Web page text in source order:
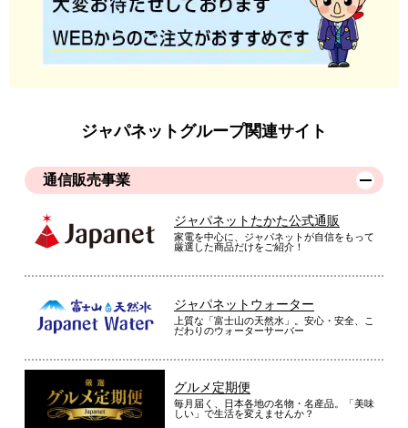
「お客様の声」は実際にご購入されたお客様からのご意見を掲載しておりま
商品により、同一シリーズをご購入された方の声を含みます。
ジャパネットグループ関連サイト
通信販売事業
ジャパネットたかた公式通販
家電を中心に、ジャパネットが自信をもって
厳選した商品だけをご紹介！
ジャパネットウォーター
上質な「富士山の天然水」。安心・安全、こ
だわりのウォーターサーバー
グルメ定期便
毎月届く、日本各地の名物・名産品。「美味
しい」で生活を変えませんか？